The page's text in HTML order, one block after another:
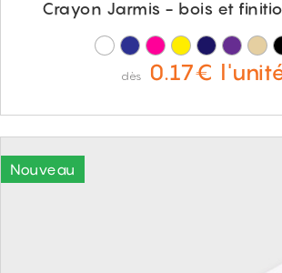
Crayon Jarmis - bois et
dès 0.17€